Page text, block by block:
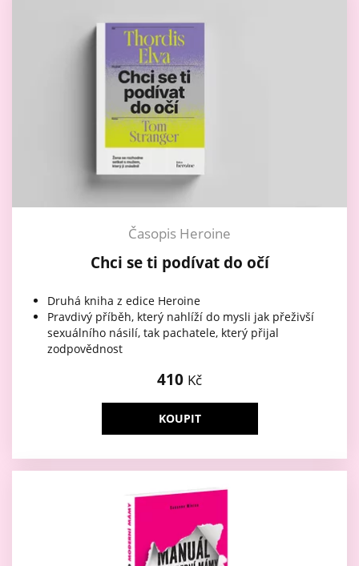
Časopis Heroine
Chci se ti podívat do očí
Druhá kniha z edice Heroine
Pravdivý příběh, který nahlíží do mysli jak přeživší
sexuálního násilí, tak pachatele, který přijal
zodpovědnost
410 Kč
KOUPIT